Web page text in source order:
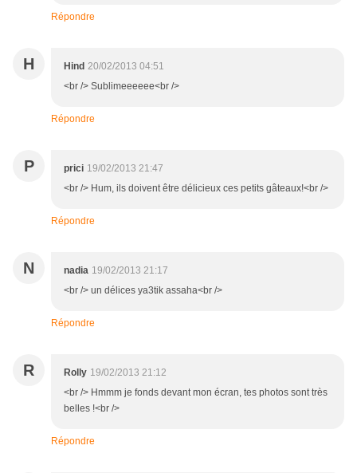
Répondre
H Hind 20/02/2013 04:51
<br /> Sublimeeeeee<br />
Répondre
P prici 19/02/2013 21:47
<br /> Hum, ils doivent être délicieux ces petits gâteaux!<br />
Répondre
N nadia 19/02/2013 21:17
<br /> un délices ya3tik assaha<br />
Répondre
R Rolly 19/02/2013 21:12
<br /> Hmmm je fonds devant mon écran, tes photos sont très
belles !<br />
Répondre